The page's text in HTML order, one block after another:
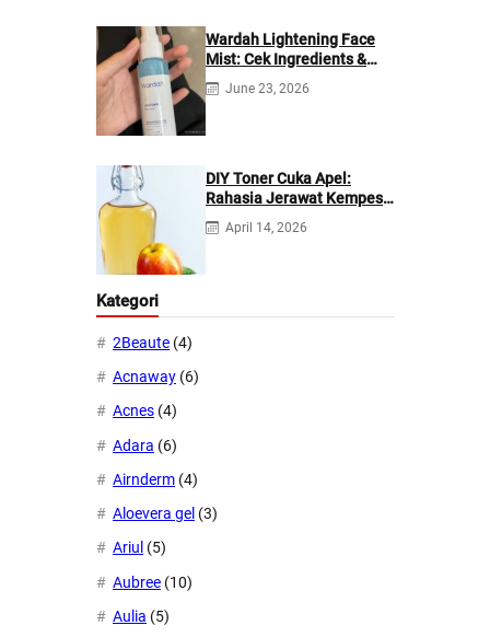
Wardah Lightening Face
Mist: Cek Ingredients &
Manfaatnya
June 23, 2026
DIY Toner Cuka Apel:
Rahasia Jerawat Kempes
dalam 2 Hari!
April 14, 2026
Kategori
2Beaute (4)
Acnaway (6)
Acnes (4)
Adara (6)
Airnderm (4)
Aloevera gel (3)
Ariul (5)
Aubree (10)
Aulia (5)